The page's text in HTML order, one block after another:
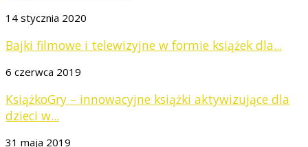
14 stycznia 2020
Bajki filmowe i telewizyjne w formie książek dla...
6 czerwca 2019
KsiążkoGry – innowacyjne książki aktywizujące dla
dzieci w...
31 maja 2019